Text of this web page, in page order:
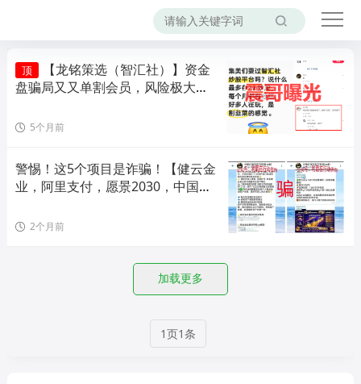
顶
【龙铭策选（智汇社）】资金
盘骗局又又单割会员，风险极大，
5个月前
警惕！这5个项目是诈骗！【健云金
业，阿里支付，愿景2030，中国企
2个月前
加载更多
1页1条